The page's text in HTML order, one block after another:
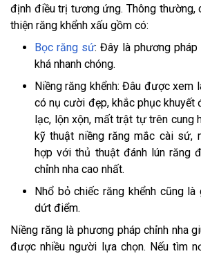
định điều trị tương ứng. Thông thường,
thiện răng khểnh xấu gồm có:
Bọc răng sứ: Đây là phương
khá nhanh chóng.
Niềng răng khểnh: Đâu được xem
có nụ cười đẹp, khắc phục khuyết
lạc, lộn xộn, mất trật tự trên cung
kỹ thuật niềng răng mắc cài sứ,
hợp với thủ thuật đánh lún răng
chỉnh nha cao nhất.
Nhổ bỏ chiếc răng khểnh cũng
dứt điểm.
Niềng răng là phương pháp chỉnh nha
được nhiều người lựa chọn. Nếu tìm